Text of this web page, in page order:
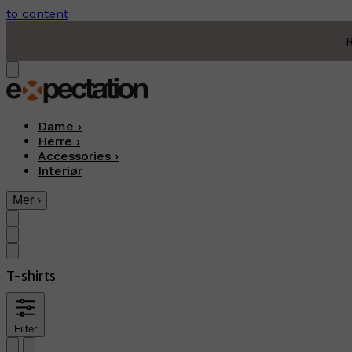
to content
Dame ›
Herre ›
Accessories ›
Interiør
Mer ›
T-shirts
Filter